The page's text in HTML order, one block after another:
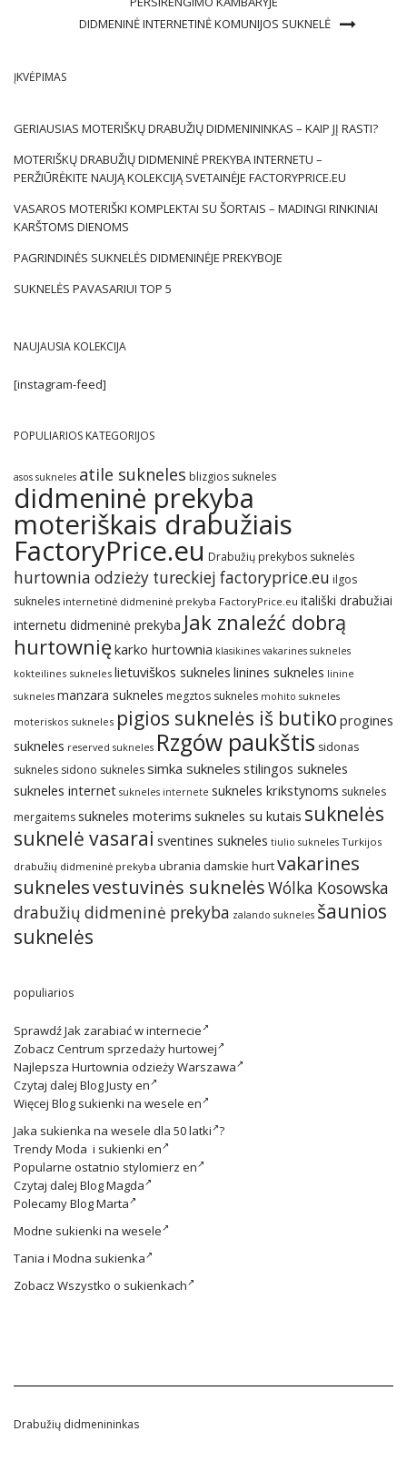
DIDMENINĖ INTERNETINĖ KOMUNIJOS SUKNELĖ
ĮKVĖPIMAS
GERIAUSIAS MOTERIŠKŲ DRABUŽIŲ DIDMENININKAS – KAIP JĮ RASTI?
MOTERIŠKŲ DRABUŽIŲ DIDMENINĖ PREKYBA INTERNETU –
PERŽIŪRĖKITE NAUJĄ KOLEKCIJĄ SVETAINĖJE FACTORYPRICE.EU
VASAROS MOTERIŠKI KOMPLEKTAI SU ŠORTAIS – MADINGI RINKINIAI
KARŠTOMS DIENOMS
PAGRINDINĖS SUKNELĖS DIDMENINĖJE PREKYBOJE
SUKNELĖS PAVASARIUI TOP 5
NAUJAUSIA KOLEKCIJA
[instagram-feed]
POPULIARIOS KATEGORIJOS
asos sukneles atile sukneles blizgios sukneles
didmeninė prekyba
moteriškais drabužiais
FactoryPrice.eu Drabužių prekybos suknelės
hurtownia odzieży tureckiej factoryprice.eu ilgos
sukneles internetinė didmeninė prekyba FactoryPrice.eu itališki drabužiai
internetu didmeninė prekyba Jak znaleźć dobrą
hurtowniękarko hurtownia klasikines vakarines sukneles
kokteilines sukneles lietuviškos sukneles linines sukneles linine
sukneles manzara sukneles megztos sukneles mohito sukneles
moteriskos sukneles pigios suknelės iš butiko progines
sukneles reserved sukneles Rzgów paukštis sidonas
sukneles sidono suknelessimka sukneles stilingos sukneles
sukneles internet sukneles internete sukneles krikstynoms sukneles
mergaitemssukneles moterims sukneles su kutais suknelės
suknelė vasarai sventines sukneles tiulio sukneles Turkijos
drabužių didmeninė prekyba ubrania damskie hurtvakarines
suknelesvestuvinės suknelėsWólka Kosowska
drabužių didmeninė prekyba zalando sukneles šaunios
suknelės
populiarios
SprawdźJak zarabiać w internecie
Zobacz Centrum sprzedaży hurtowej
Najlepsza Hurtownia odzieży Warszawa
Czytaj dalej Blog Justy en
Więcej Blog sukienki na wesele en
Jaka sukienka na wesele dla 50 latki ?
TrendyModa i sukienki en
Popularne ostatnio stylomierz en
Czytaj dalej Blog Magda
PolecamyBlog Marta
Modne sukienki na wesele
Tania i Modna sukienka
Zobacz Wszystko o sukienkach
Drabužių didmenininkas